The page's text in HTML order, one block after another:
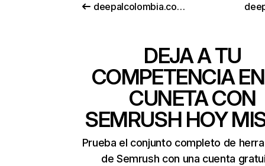
deepalcolombia.com.co
DEJA A TU
COMPETENCIA
CUNETA CON
SEMRUSH HOY
Prueba el conjunto completo de
de Semrush con una cuenta